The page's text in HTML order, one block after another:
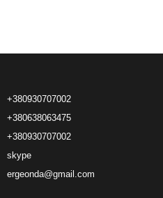
+380930707002
+380638063475
+380930707002
skype
ergeonda@gmail.com